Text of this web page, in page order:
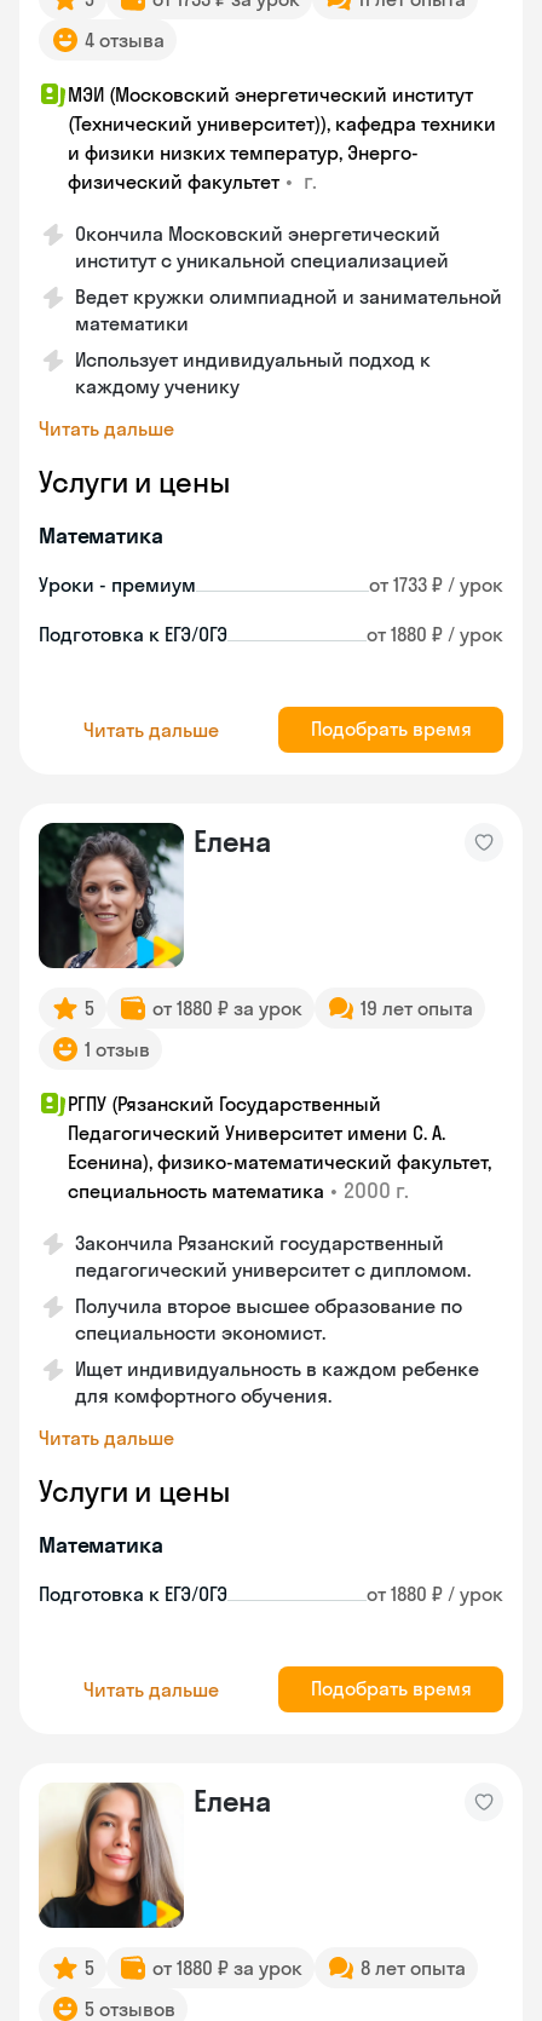
4 отзыва
МЭИ (Московский энергетический институт
(Технический университет)), кафедра техники
и физики низких температур, Энерго-
физический факультет • г.
Окончила Московский энергетический
институт с уникальной специализацией
Ведет кружки олимпиадной и занимательной
математики
Использует индивидуальный подход к
каждому ученику
Читать дальше
Услуги и цены
Математика
Уроки - премиум от 1733 ₽ / урок
Подготовка к ЕГЭ/ОГЭ от 1880 ₽ / урок
Читать дальше Подобрать время
Елена
5 от 1880 ₽ за урок
19 лет опыта
1 отзыв
РГПУ (Рязанский Государственный
Педагогический Университет имени С. А.
Есенина), физико-математический факультет,
специальность математика • 2000 г.
Закончилa Рязанский государственный
педагогический университет с дипломом.
Получила второе высшее образование по
специальности экономист.
Ищет индивидуальность в каждом ребенке
для комфортного обучения.
Читать дальше
Услуги и цены
Математика
Подготовка к ЕГЭ/ОГЭ от 1880 ₽ / урок
Читать дальше Подобрать время
Елена
5 от 1880 ₽ за урок
8 лет опыта
5 отзывов